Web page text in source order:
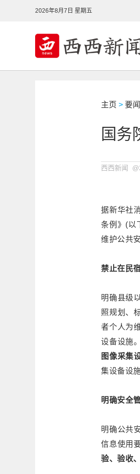
2026年8月7日 星期五
主页 > 要闻
国务
西西新闻
据新华社
条例》 (以
维护公共
禁止在民
明确县级
照规划、
者个人为
设备设施。
图像采集
集设备设施
明确安全
明确公共
信息使用
验、验收